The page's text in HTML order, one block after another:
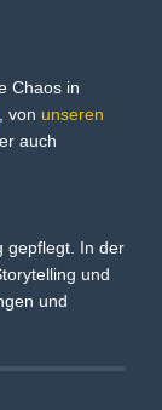
Chaos in
, von unseren
auch
gepflegt. In der
und
und